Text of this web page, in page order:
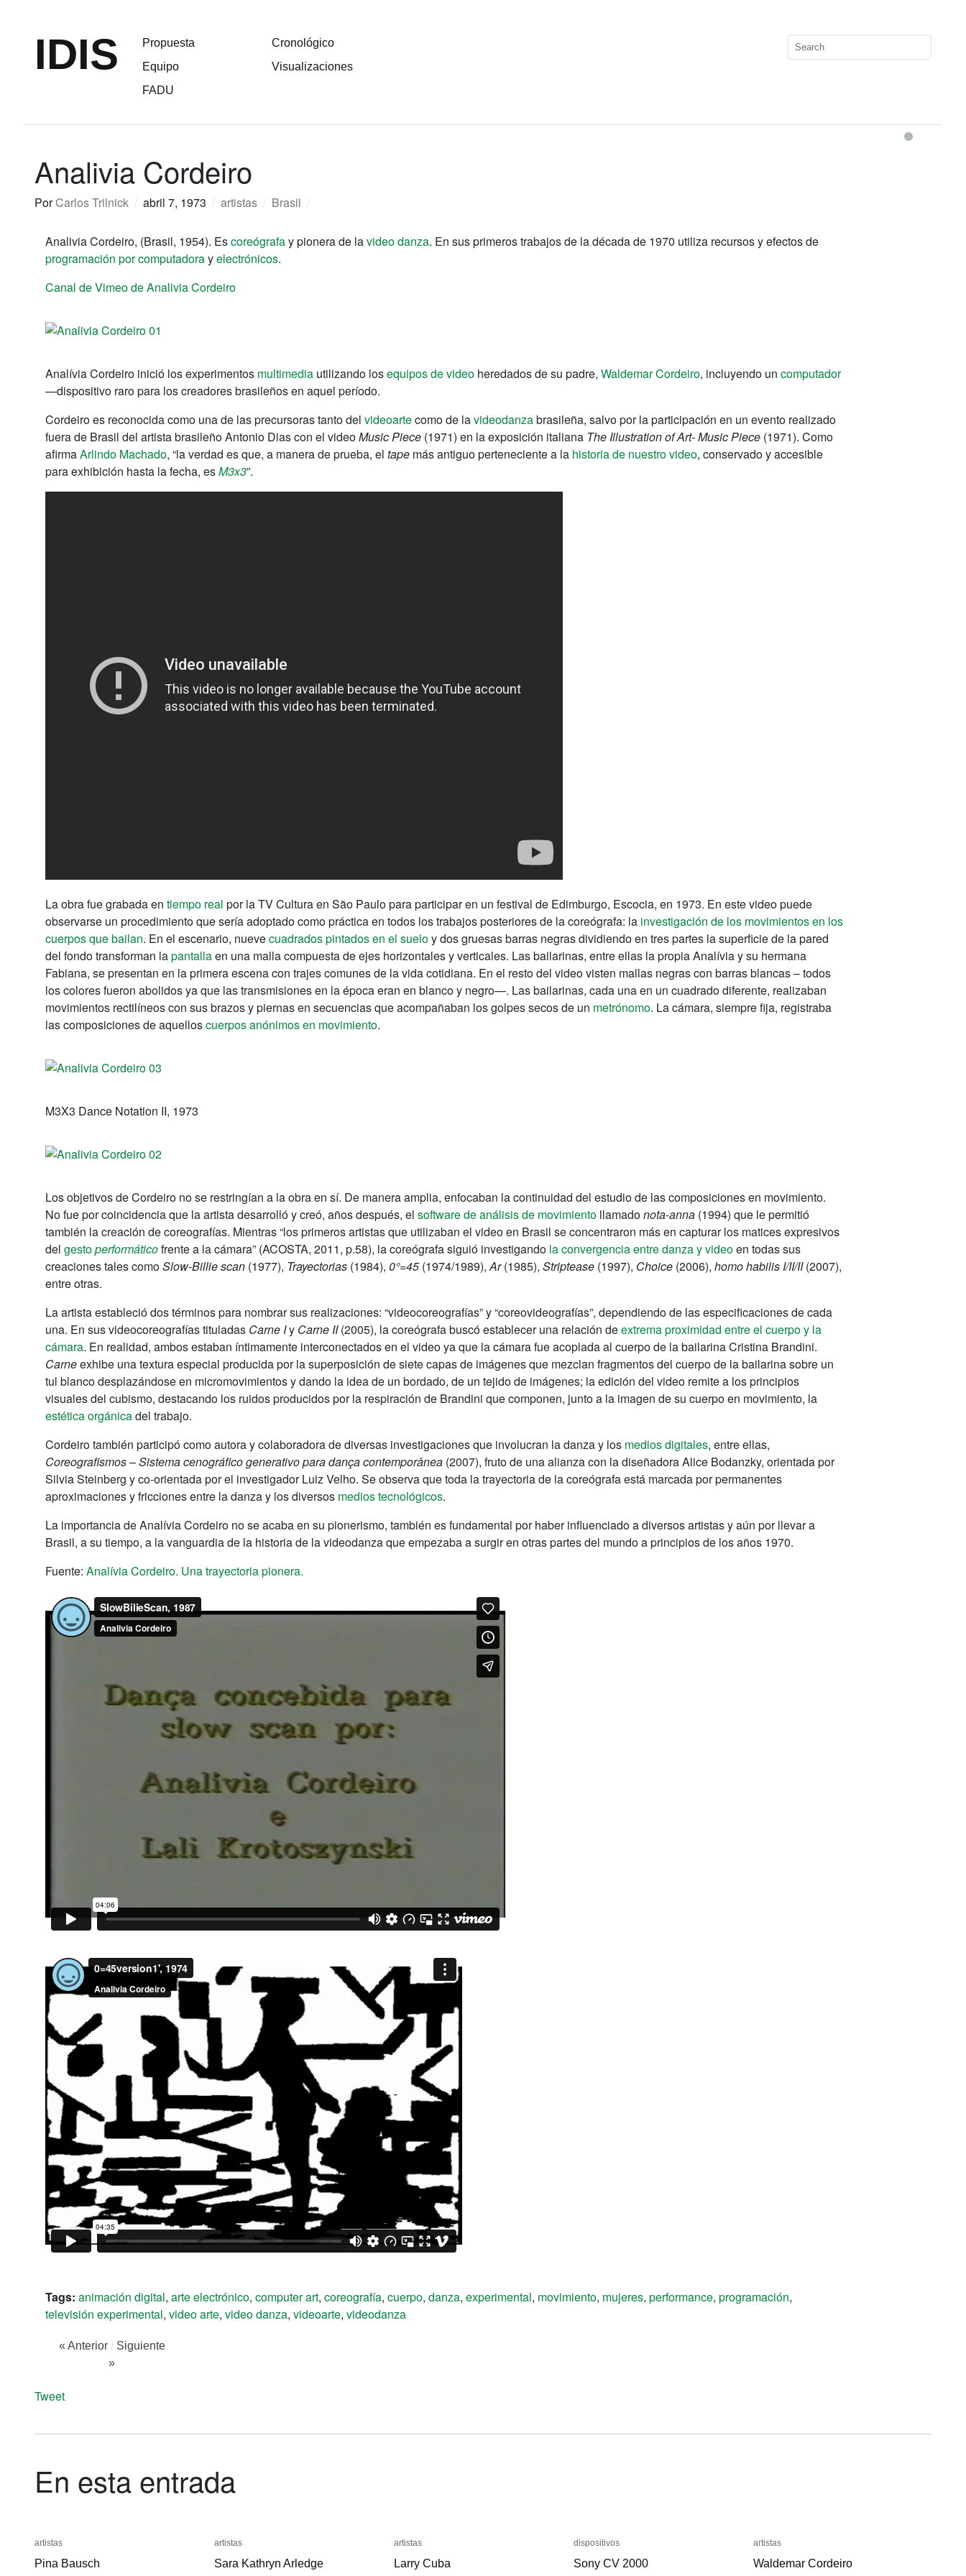
IDIS
Propuesta
Equipo
FADU
Cronológico
Visualizaciones
Analivia Cordeiro
PorCarlos Trilnick / abril 7, 1973 / artistas / Brasil /
Analivia Cordeiro, (Brasil, 1954). Escoreógrafay pionera de lavideo danza. En sus primeros trabajos de la década de 1970 utiliza recursos y efectos de
programación por computadorayelectrónicos.
Canal de Vimeo de Analivia Cordeiro
Analívia Cordeiro inició los experimentos multimedia utilizando losequipos de video heredados de su padre, Waldemar Cordeiro, incluyendo un computador
—dispositivo raro para los creadores brasileños en aquel período.
Cordeiro es reconocida como una de las precursoras tanto del videoartecomo de lavideodanzabrasileña, salvo por la participación en un evento realizado
fuera de Brasil del artista brasileño Antonio Dias con el videoMusic Piece (1971) en la exposición italiana The Illustration of Art- Music Piece (1971). Como
afirmaArlindo Machado, “la verdad es que, a manera de prueba, el tape más antiguo perteneciente a la historia de nuestro video, conservado y accesible
para exhibición hasta la fecha, esM3x3”.
La obra fue grabada en tiempo real por la TV Cultura en São Paulo para participar en un festival de Edimburgo, Escocia, en 1973. En este video puede
observarse un procedimiento que sería adoptado como práctica en todos los trabajos posteriores de la coreógrafa: la investigación de los movimientos en los
cuerpos que bailan. En el escenario, nuevecuadrados pintados en el sueloy dos gruesas barras negras dividiendo en tres partes la superficie de la pared
del fondo transforman lapantallaen una malla compuesta de ejes horizontales y verticales. Las bailarinas, entre ellas la propia Analívia y su hermana
Fabiana, se presentan en la primera escena con trajes comunes de la vida cotidiana. En el resto del video visten mallas negras con barras blancas – todos
los colores fueron abolidos ya que las transmisiones en la época eran en blanco y negro—. Las bailarinas, cada una en un cuadrado diferente, realizaban
movimientos rectilíneos con sus brazos y piernas en secuencias que acompañaban los golpes secos de un metrónomo. La cámara, siempre fija, registraba
las composiciones de aquelloscuerpos anónimos en movimiento.
M3X3 Dance Notation II, 1973
Los objetivos de Cordeiro no se restringían a la obra en sí. De manera amplia, enfocaban la continuidad del estudio de las composiciones en movimiento.
No fue por coincidencia que la artista desarrolló y creó, años después, el software de análisis de movimiento llamadonota-anna (1994) que le permitió
también la creación de coreografías. Mientras “los primeros artistas que utilizaban el video en Brasil se concentraron más en capturar los matices expresivos
del gestoperformáticofrente a la cámara” (ACOSTA, 2011, p.58), la coreógrafa siguió investigando la convergencia entre danza y videoen todas sus
creaciones tales comoSlow-Billie scan (1977), Trayectorias (1984), 0°=45(1974/1989),Ar(1985), Striptease (1997), Choice (2006), homo habilis I/II/II(2007),
entre otras.
La artista estableció dos términos para nombrar sus realizaciones: “videocoreografías” y “coreovideografías”, dependiendo de las especificaciones de cada
una. En sus videocoreografías tituladas Carne Iy Carne II(2005), la coreógrafa buscó establecer una relación deextrema proximidad entre el cuerpo y la
cámara. En realidad, ambos estaban íntimamente interconectados en el video ya que la cámara fue acoplada al cuerpo de la bailarina Cristina Brandini.
Carneexhibe una textura especial producida por la superposición de siete capas de imágenes que mezclan fragmentos del cuerpo de la bailarina sobre un
tul blanco desplazándose en micromovimientos y dando la idea de un bordado, de un tejido de imágenes; la edición del video remite a los principios
visuales del cubismo, destacando los ruidos producidos por la respiración de Brandini que componen, junto a la imagen de su cuerpo en movimiento, la
estética orgánicadel trabajo.
Cordeiro también participó como autora y colaboradora de diversas investigaciones que involucran la danza y los medios digitales, entre ellas,
Coreografismos – Sistema cenográfico generativo para dança contemporânea (2007), fruto de una alianza con la diseñadora Alice Bodanzky, orientada por
Silvia Steinberg y co-orientada por el investigador Luiz Velho. Se observa que toda la trayectoria de la coreógrafa está marcada por permanentes
aproximaciones y fricciones entre la danza y los diversos medios tecnológicos.
La importancia de Analívia Cordeiro no se acaba en su pionerismo, también es fundamental por haber influenciado a diversos artistas y aún por llevar a
Brasil, a su tiempo, a la vanguardia de la historia de la videodanza que empezaba a surgir en otras partes del mundo a principios de los años 1970.
Fuente: Analívia Cordeiro. Una trayectoria pionera.
Tags: animación digital, arte electrónico, computer art, coreografía, cuerpo, danza, experimental, movimiento, mujeres, performance, programación,
televisión experimental, video arte, video danza, videoarte, videodanza
« Anterior / Siguiente
»
Tweet
En esta entrada
artistas
Pina Bausch
artistas
Pina Bausch
artistas
Sara Kathryn Arledge
artistas
Sara Kathryn Arledge
artistas
Larry Cuba
artistas
Larry Cuba
dispositivos
Sony CV 2000
dispositivos
Sony CV 2000
artistas
Waldemar Cordeiro
artistas
Waldemar Cordeiro